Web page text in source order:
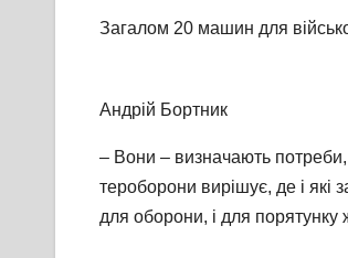
Загалом 20 машин для
Андрій Бортник
– Вони – визначають
тероборони вирішує, де і які
для оборони, і для порятунку